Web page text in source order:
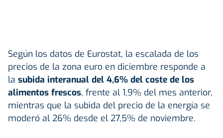
Según los datos de Eurostat, la escalada de los
precios de la zona euro en diciembre responde a
la subida interanual del 4,6% del coste de los
alimentos frescos, frente al 1,9% del mes anterior,
mientras que la subida del precio de la energía se
moderó al 26% desde el 27,5% de noviembre.